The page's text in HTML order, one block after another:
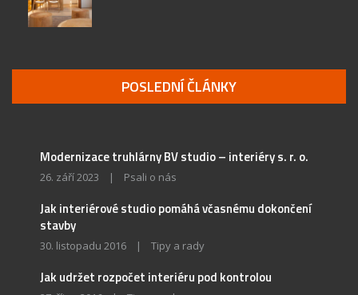
POSLEDNÍ ČLÁNKY
Modernizace truhlárny BV studio – interiéry s. r. o.
26. září 2023 | Psali o nás
Jak interiérové studio pomáhá včasnému dokončení
stavby
30. listopadu 2016 | Tipy a rady
Jak udržet rozpočet interiéru pod kontrolou